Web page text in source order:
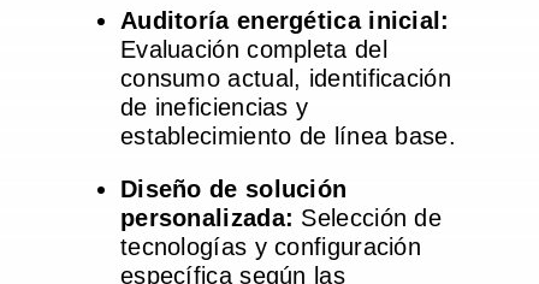
Auditoría energética inicial:
Evaluación completa del
consumo actual, identificación
de ineficiencias y
establecimiento de línea base.
Diseño de solución
personalizada: Selección de
tecnologías y configuración
específica según las